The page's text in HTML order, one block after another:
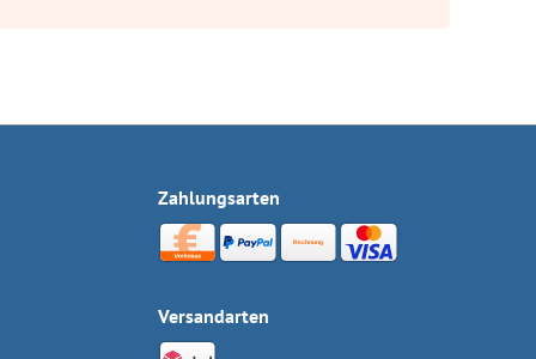
Zahlungsarten
Versandarten